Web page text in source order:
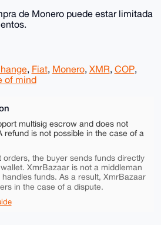
de Monero puede estar limitada
, Fiat, Monero, XMR, COP,
of mind
multisig escrow and does not
refund is not possible in the case of a
orders, the buyer sends funds directly
XmrBazaar is not a middleman
funds. As a result, XmrBazaar
in the case of a dispute.